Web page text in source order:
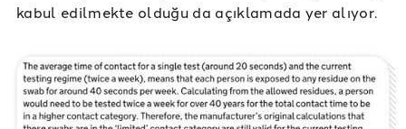
kabul edilmekte olduğu da açıklamada yer alıyor.